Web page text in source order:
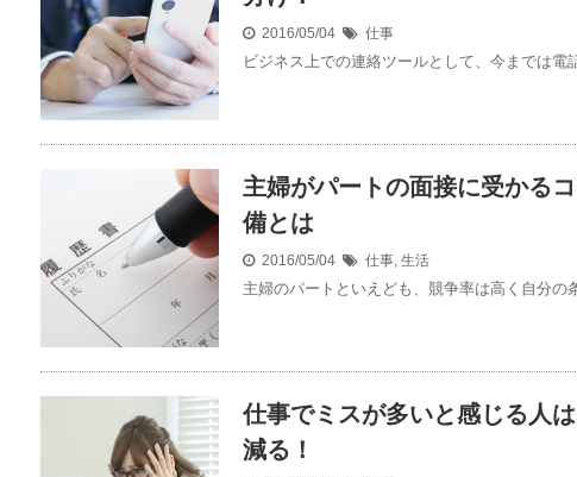
2016/05/04 仕事
ビジネス上での連絡ツールとして、今までは電
主婦がパートの面接に受かる
備とは
2016/05/04 仕事 生活
主婦のパートといえども、競争率は高く自分の
仕事でミスが多いと感じる人
減る！